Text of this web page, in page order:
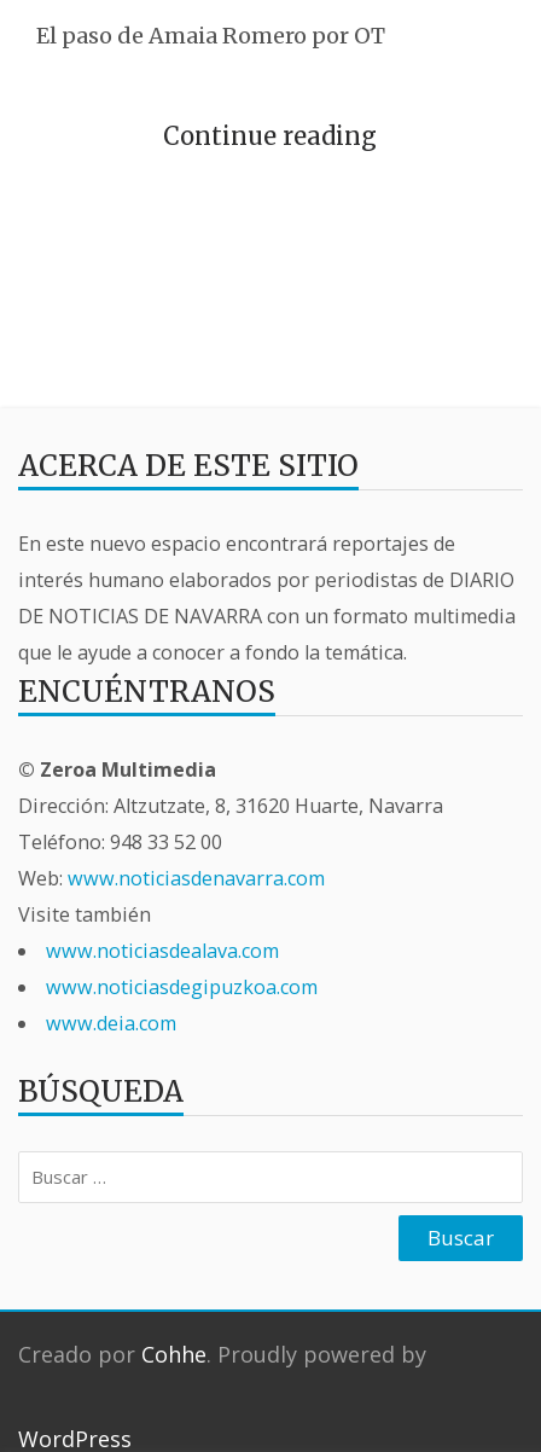
El paso de Amaia Romero por OT
Continue reading
ACERCA DE ESTE SITIO
En este nuevo espacio encontrará reportajes de
interés humano elaborados por periodistas de DIARIO
DE NOTICIAS DE NAVARRA con un formato multimedia
que le ayude a conocer a fondo la temática.
ENCUÉNTRANOS
© Zeroa Multimedia
Dirección: Altzutzate, 8, 31620 Huarte, Navarra
Teléfono: 948 33 52 00
Web: www.noticiasdenavarra.com
Visite también
www.noticiasdealava.com
www.noticiasdegipuzkoa.com
www.deia.com
BÚSQUEDA
Buscar:
Creado por Cohhe. Proudly powered by
WordPress